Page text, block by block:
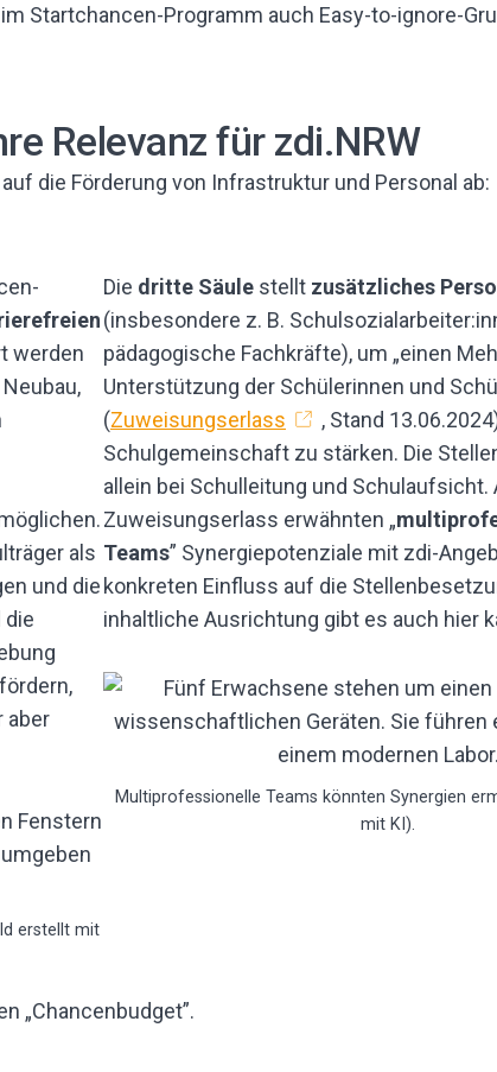
Startchancen-Programm auch Easy-to-ignore-
Relevanz für zdi.NRW
die Förderung von Infrastruktur und Personal ab:
werden
als
und die
die
aber
erstellt mit
Die dritte Säule stellt zusätzliches
(insbesondere z. B.
pädagogische Fachkräfte), um „einen
Unterstützung der Schülerinnen und
(Zuweisungserlass
, Stand
Schulgemeinschaft zu stärken. Die
allein bei Schulleitung und Schulaufsicht.
Zuweisungserlass erwähnten „
Teams” Synergiepotenziale mit zdi-
konkreten Einfluss auf die
inhaltliche Ausrichtung gibt es auch hier
Multiprofessionelle Teams könnten Synergien
mit KI).
„Chancenbudget”.